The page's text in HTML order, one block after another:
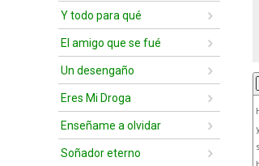
Y todo para qué
El amigo que se fué
Un desengaño
Eres Mi Droga
Enseñame a olvidar
Soñador eterno